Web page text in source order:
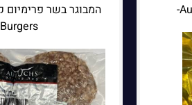
Burgers